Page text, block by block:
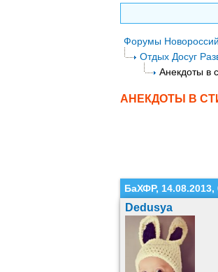
Форумы
Отдых Досуг
Анекдоты в
АНЕКДОТЫ В
БаХФР, 14.08.2013,
Dedusya